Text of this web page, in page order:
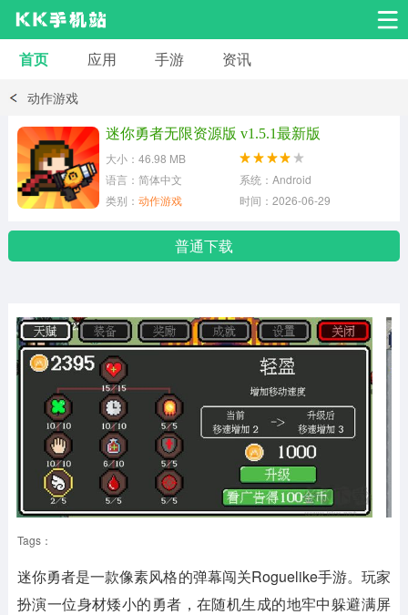
安卓应用
小说漫画
金融理财 新闻资讯 游戏辅助
安卓其它
首页 应用 手游 资讯
动作游戏
迷你勇者无限资源版 v1.5.1最新版
大小：46.98 MB
语言：简体中文
系统：Android
类别： 动作游戏 时间：2026-06-29
普通下载
Tags：
迷你勇者是一款像素风格的弹幕闯关Roguelike手游。玩家
扮演一位身材矮小的勇者，在随机生成的地牢中躲避满屏